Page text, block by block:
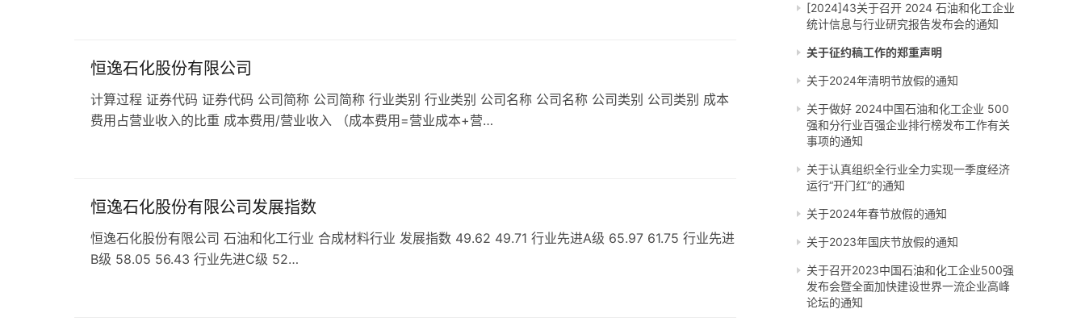
恒逸石化股份有限公司
计算过程 证券代码 证券代码 公司简称 公司简称 行业类别 行业类别 公司名称 公司名称 公司类别 公司类别 成本
费用占营业收入的比重 成本费用/营业收入 （成本费用=营业成本+营…
恒逸石化股份有限公司发展指数
恒逸石化股份有限公司 石油和化工行业 合成材料行业 发展指数 49.62 49.71 行业先进A级 65.97 61.75 行业先进
B级 58.05 56.43 行业先进C级 52…
[2024]43关于召开 2024 石油和化工企业
统计信息与行业研究报告发布会的通知
关于征约稿工作的郑重声明
关于2024年清明节放假的通知
关于做好 2024中国石油和化工企业 500
强和分行业百强企业排行榜发布工作有关
事项的通知
关于认真组织全行业全力实现一季度经济
运行“开门红”的通知
关于2024年春节放假的通知
关于2023年国庆节放假的通知
关于召开2023中国石油和化工企业500强
发布会暨全面加快建设世界一流企业高峰
论坛的通知